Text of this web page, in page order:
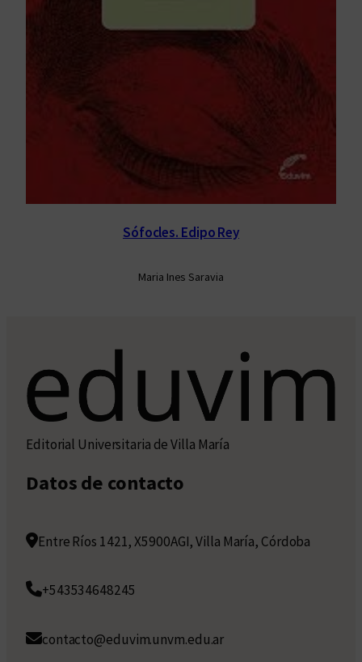
Sófocles. Edipo Rey
Maria Ines Saravia
Editorial Universitaria de Villa María
Datos de contacto
Entre Ríos 1421, X5900AGI, Villa María, Córdoba
+543534648245
contacto@eduvim.unvm.edu.ar